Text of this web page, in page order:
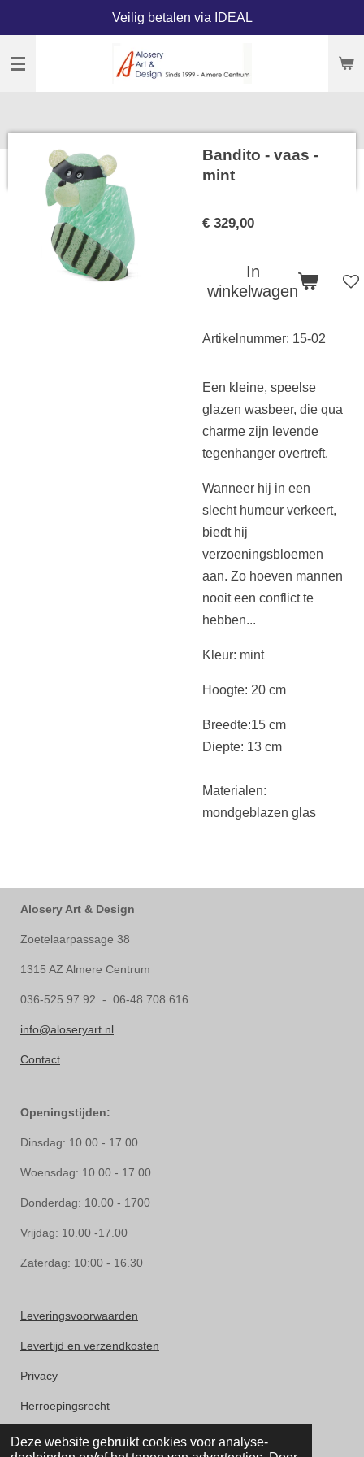
Deze website gebruikt cookies voor analyse-
naar
Veilig betalen via IDEAL
Bandito - vaas -
mint
€ 329,00
In
winkelwagen
Artikelnummer: 15-02
Een kleine, speelse
glazen wasbeer, die qua
charme zijn levende
tegenhanger overtreft.
Wanneer hij in een
slecht humeur verkeert,
biedt hij
verzoeningsbloemen
aan. Zo hoeven mannen
nooit een conflict te
hebben...
Kleur: mint
Hoogte: 20 cm
Breedte:15 cm
Diepte: 13 cm
Materialen:
mondgeblazen glas
Alosery Art & Design
Zoetelaarpassage 38
1315 AZ Almere Centrum
036-525 97 92 - 06-48 708 616
info@aloseryart.nl
Contact
Openingstijden:
Dinsdag: 10.00 - 17.00
Woensdag: 10.00 - 17.00
Donderdag: 10.00 - 1700
Vrijdag: 10.00 -17.00
Zaterdag: 10:00 - 16.30
Leveringsvoorwaarden
Levertijd en verzendkosten
Privacy
Herroepingsrecht
Klachten